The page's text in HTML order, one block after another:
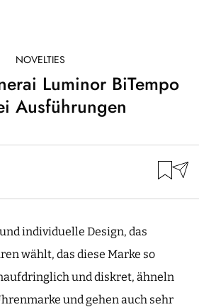
NOVELTIES
Luminor BiTempo
Ausführungen
individuelle Design, das
wählt, das diese Marke so
und diskret, ähneln
und gehen auch sehr